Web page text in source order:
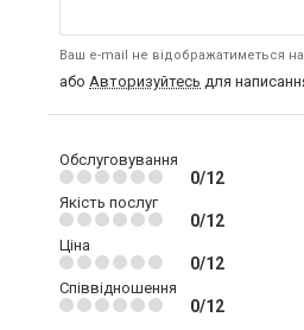
Ваш e-mail не відображатиметься на
або Авторизуйтесь для
Обслуговування
0/12
Якість послуг
0/12
Ціна
0/12
Співвідношення
0/12